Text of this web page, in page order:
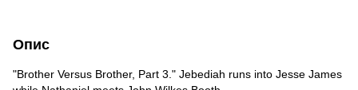
Опис
"Brother Versus Brother, Part 3." Jebediah runs into Jesse James